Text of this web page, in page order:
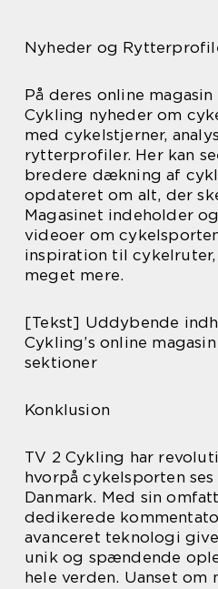
Nyheder og
På deres online
Cykling nyheder om
med cykelstjerner,
rytterprofiler. Her kan
bredere dækning af
opdateret om alt, der
Magasinet indeholder
videoer om
inspiration til
meget mere.
[Tekst] Uddybende
Cykling’s online
sektioner
Konklusion
TV 2 Cykling har
hvorpå cykelsporten
Danmark. Med sin
dedikerede
avanceret teknologi
unik og spændende
hele verden. Uanset om